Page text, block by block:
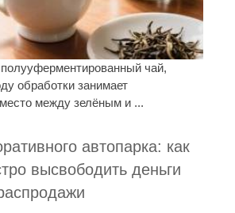
чай,
обработки занимает
между зелёным и ...
автопарка: как
высвободить деньги